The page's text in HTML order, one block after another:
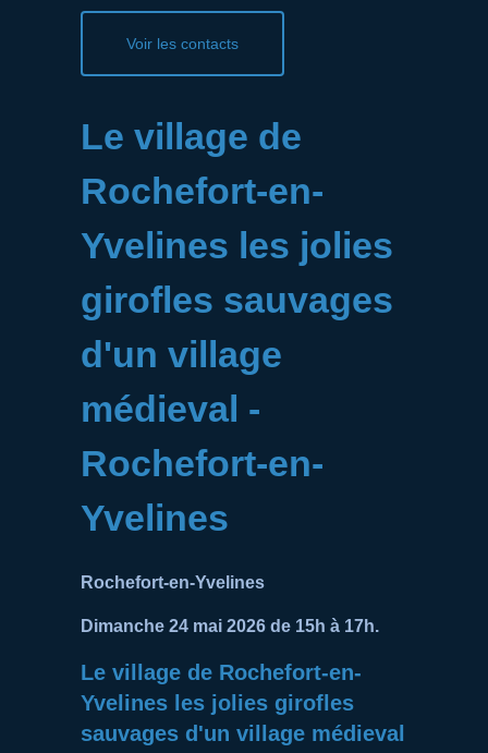
Voir les contacts
Le village de
Rochefort-en-
Yvelines les jolies
girofles sauvages
d'un village
médieval -
Rochefort-en-
Yvelines
Rochefort-en-Yvelines
Dimanche 24 mai 2026 de 15h à 17h.
Le village de Rochefort-en-
Yvelines les jolies girofles
sauvages d'un village médieval